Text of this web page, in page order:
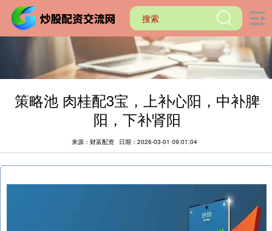
策略池 肉桂配3宝，上补心阳，中补脾
阳，下补肾阳
来源：财富配资 日期：2026-03-01 09:01:04